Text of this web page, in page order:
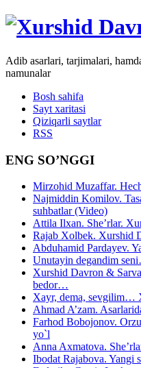
Adib asarlari, tarjimalari,
namunalar
Bosh sahifa
Sayt xaritasi
Qiziqarli saytlar
RSS
ENG SO’NGGI
Mirzohid Muzaffar.
Najmiddin Komilov.
suhbatlar (Video)
Attila Ilxan. She’rlar.
Rajab Xolbek. Xurshid
Abduhamid Pardayev.
Unutayin degandim
Xurshid Davron &
bedor…
Xayr, dema, sevgilim…
Ahmad A’zam.
Farhod Bobojonov.
yo`l
Anna Axmatova.
Ibodat Rajabova. Yangi